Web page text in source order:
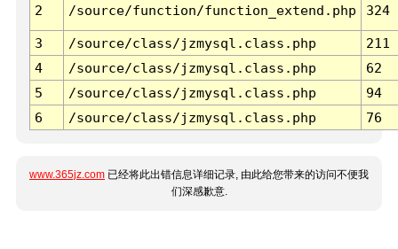
2 /source/function/function_extend.php 324
3 /source/class/jzmysql.class.php
211
4
/source/class/jzmysql.class.php
62
5
/source/class/jzmysql.class.php
94
6
/source/class/jzmysql.class.php 76
www.365jz.com 已经将此出错信息详细记录, 由此给您带来的访问不便我
们深感歉意.